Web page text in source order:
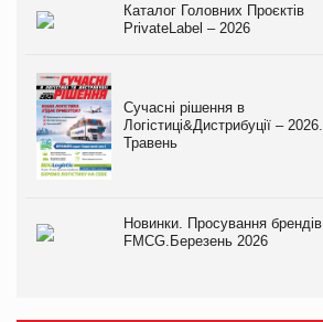
Каталог Головних Проєктів
PrivateLabel – 2026
Сучасні рішення в
Логістиці&Дистрибуції – 2026.
Травень
Новинки. Просування брендів
FMCG.Березень 2026